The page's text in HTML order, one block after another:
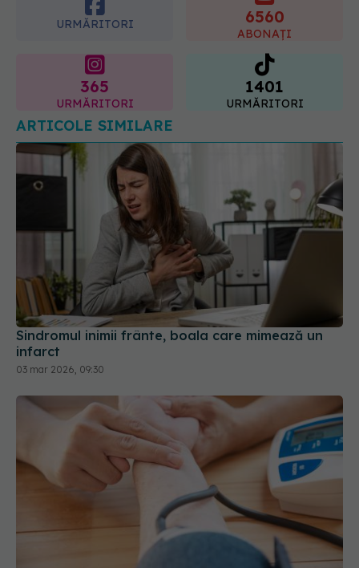
URMĂRITORI 6560
ABONAȚI
365
URMĂRITORI
1401
URMĂRITORI
ARTICOLE SIMILARE
Sindromul inimii frânte, boala care mimează un
infarct
03 mar 2026, 09:30